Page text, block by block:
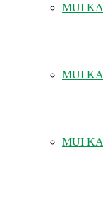
MUI
MUI
MUI